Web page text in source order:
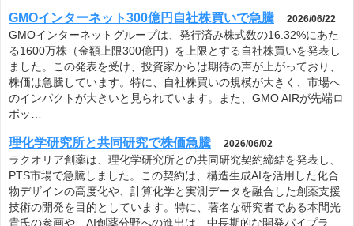
GMOインターネット300億円自社株買いで急騰 2026/06/22
GMOインターネットグループは、発行済み株式数の16.32%にあた
る1600万株（金額上限300億円）を上限とする自社株買いを発表し
ました。この発表を受け、投資家からは期待の声が上がっており、
株価は急騰しています。特に、自社株買いの規模が大きく、市場へ
のインパクトが大きいと見られています。また、GMO AIRが先端ロ
ボッ…
理化学研究所と共同研究で株価急騰 2026/06/02
ラクオリア創薬は、理化学研究所との共同研究契約締結を発表し、
PTS市場で急騰しました。この契約は、構造生成AIを活用した化合
物デザインの高度化や、計算化学と実測データを融合した創薬支援
技術の開発を目的としています。特に、著名な研究者である本間光
貴氏の参画や、AI創薬分野への進出は、中長期的な開発パイプラ